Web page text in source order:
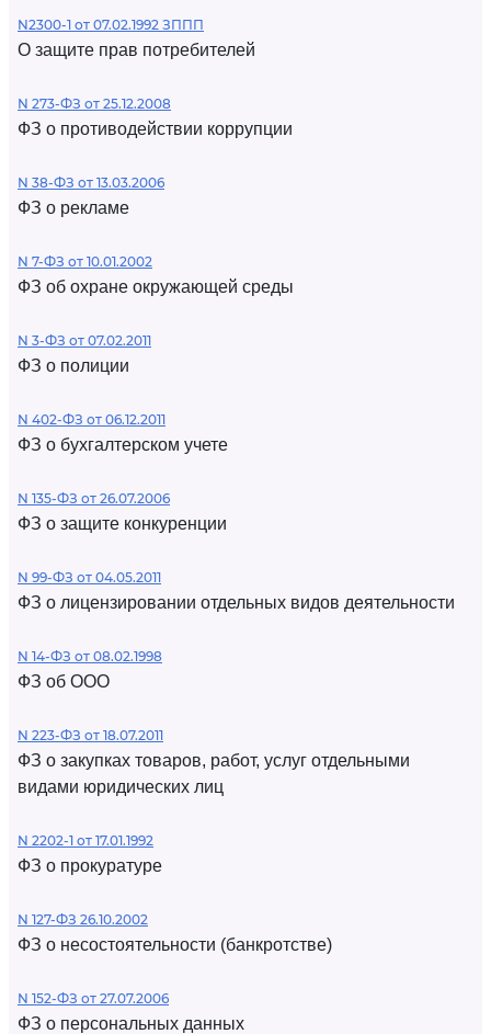
N2300-1 от 07.02.1992 ЗППП
О защите прав потребителей
N 273-ФЗ от 25.12.2008
ФЗ о противодействии коррупции
N 38-ФЗ от 13.03.2006
ФЗ о рекламе
N 7-ФЗ от 10.01.2002
ФЗ об охране окружающей среды
N 3-ФЗ от 07.02.2011
ФЗ о полиции
N 402-ФЗ от 06.12.2011
ФЗ о бухгалтерском учете
N 135-ФЗ от 26.07.2006
ФЗ о защите конкуренции
N 99-ФЗ от 04.05.2011
ФЗ о лицензировании отдельных видов деятельности
N 14-ФЗ от 08.02.1998
ФЗ об ООО
N 223-ФЗ от 18.07.2011
ФЗ о закупках товаров, работ, услуг отдельными
видами юридических лиц
N 2202-1 от 17.01.1992
ФЗ о прокуратуре
N 127-ФЗ 26.10.2002
ФЗ о несостоятельности (банкротстве)
N 152-ФЗ от 27.07.2006
ФЗ о персональных данных